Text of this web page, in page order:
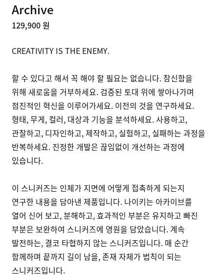
Archive
129,900 원
CREATIVITY IS THE ENEMY.
할 수 있다고 해서 꼭 해야 할 필요는 없습니다. 참신함을
위해 새로움을 거부하세요. 검증된 토대 위에 쌓아나가며
점진적인 혁신을 이루어가세요. 이전의 것을 연구하세요.
형태, 무게, 컬러, 대상과 기능을 분석하세요. 사용하고,
관찰하고, 디자인하고, 제작하고, 실험하고, 실패하는 과정을
반복하세요. 진정한 개발은 끊임없이 개선하는 과정에
있습니다.
이 스니커즈는 인체가 지면에 어떻게 접촉하게 되는지
연구한 내용을 담아낸 제품입니다. 나이키는 아카이브를
열어 신어 보고, 분해하고, 효과적인 부분은 유지하고 빠진
부분은 보완하여 스니커즈에 영원을 담았습니다. 계속
발전하는, 결코 타협하지 않는 스니커즈입니다. 매 순간
함께하며 끝까지 길이 남을, 존재 자체가 법칙이 되는
스니커즈입니다.